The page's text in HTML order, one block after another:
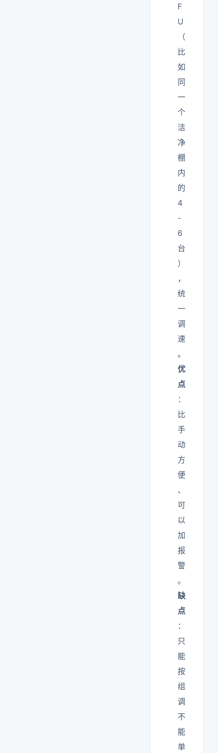
F
U
（
比
如
同
一
个
洁
净
棚
内
的
4
-
6
台
）
，
统
一
调
速
。
优
点
：
比
手
动
方
便
、
可
以
加
报
警
。
缺
点
：
只
能
按
组
调
不
能
单